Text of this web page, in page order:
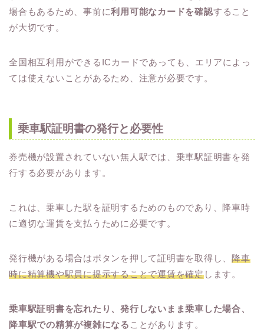
場合もあるため、事前に利用可能なカードを確認すること
が大切です。
全国相互利用ができるICカードであっても、エリアによっ
ては使えないことがあるため、注意が必要です。
乗車駅証明書の発行と必要性
券売機が設置されていない無人駅では、乗車駅証明書を発
行する必要があります。
これは、乗車した駅を証明するためのものであり、降車時
に適切な運賃を支払うために必要です。
発行機がある場合はボタンを押して証明書を取得し、降車
時に精算機や駅員に提示することで運賃を確定します。
乗車駅証明書を忘れたり、発行しないまま乗車した場合、
降車駅での精算が複雑になる ことがあります。